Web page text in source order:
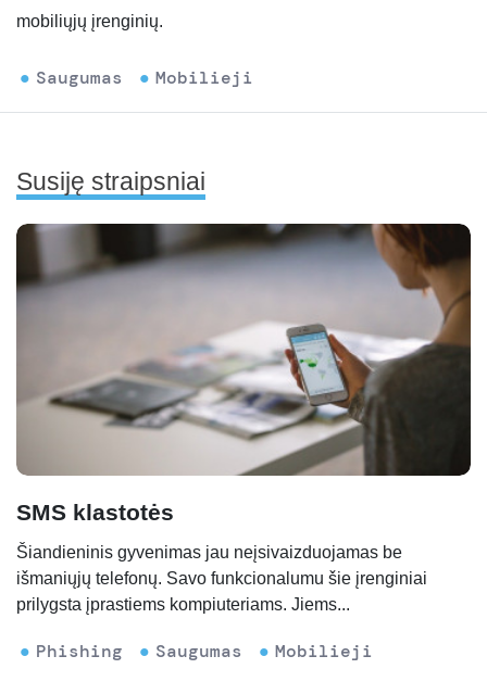
mobiliųjų įrenginių.
Saugumas Mobilieji
Susiję straipsniai
SMS klastotės
Šiandieninis gyvenimas jau neįsivaizduojamas be
išmaniųjų telefonų. Savo funkcionalumu šie įrenginiai
prilygsta įprastiems kompiuteriams. Jiems...
Phishing Saugumas Mobilieji